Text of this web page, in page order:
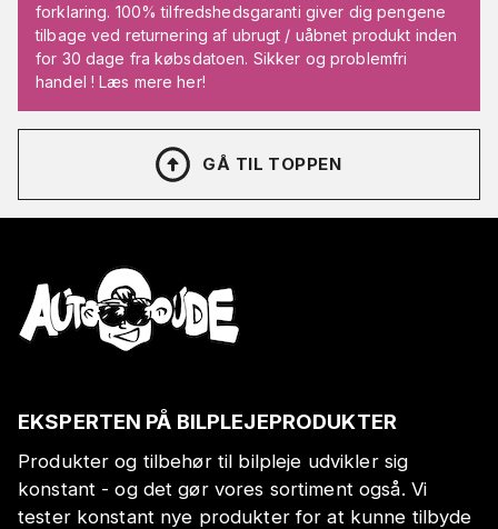
forklaring. 100% tilfredshedsgaranti giver dig pengene
tilbage ved returnering af ubrugt / uåbnet produkt inden
for 30 dage fra købsdatoen. Sikker og problemfri
handel ! Læs mere her!
GÅ TIL TOPPEN
EKSPERTEN PÅ BILPLEJEPRODUKTER
Produkter og tilbehør til bilpleje udvikler sig
konstant - og det gør vores sortiment også. Vi
tester konstant nye produkter for at kunne tilbyde